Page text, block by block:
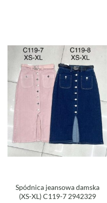
Spódnica jeansowa damska
(XS-XL) C119-7 2942329